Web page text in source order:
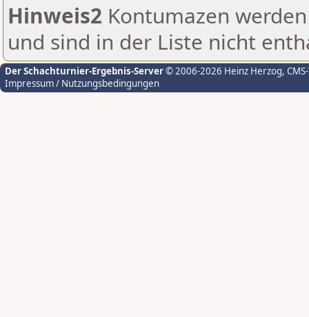
Hinweis2 Kontumazen
und sind in der Liste nicht
Der Schachturnier-Ergebnis-Server© 2006-2026 Heinz Herzog,
Impressum / Nutzungsbedingungen